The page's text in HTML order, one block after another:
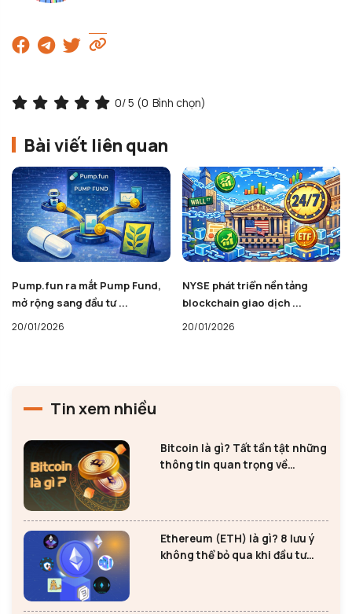
0/ 5 (0 Bình chọn)
Bài viết liên quan
Pump.fun ra mắt Pump Fund,
mở rộng sang đầu tư ...
20/01/2026
NYSE phát triển nền tảng
blockchain giao dịch ...
20/01/2026
Tin xem nhiều
Bitcoin là gì? Tất tần tật những
thông tin quan trọng về
Ethereum (ETH) là gì? 8 lưu ý
không thể bỏ qua khi đầu tư